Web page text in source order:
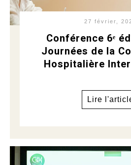
27 février,
Conférence 6ᵉ
Journées de la
Hospitalière
Lire